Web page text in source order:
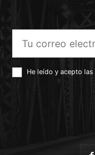
He leído y acepto las